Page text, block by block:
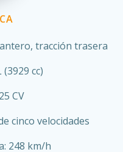
tracción trasera
cc)
CV
cinco velocidades
248 km/h